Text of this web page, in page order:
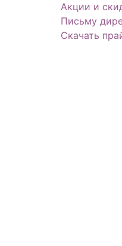
Акции и
Письму
Скачать